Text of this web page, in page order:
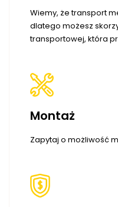
Wiemy, że transport
dlatego możesz
transportowej, która
Montaż
Zapytaj o możliwość